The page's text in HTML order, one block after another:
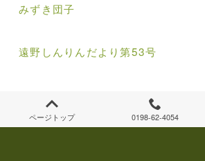
ナ
ー
みずき団子
遠野しんりんだより第53号
ページトップ 0198-62-4054